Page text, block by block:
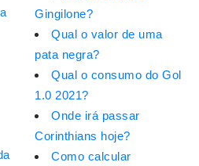
Gingilone?
Qual o valor de uma
pata negra?
Qual o consumo do Gol
1.0 2021?
Onde irá passar
Corinthians hoje?
Como calcular